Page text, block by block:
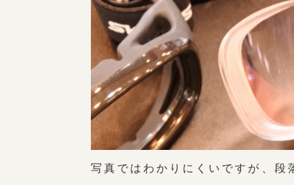
写真ではわかりにくいですが、段